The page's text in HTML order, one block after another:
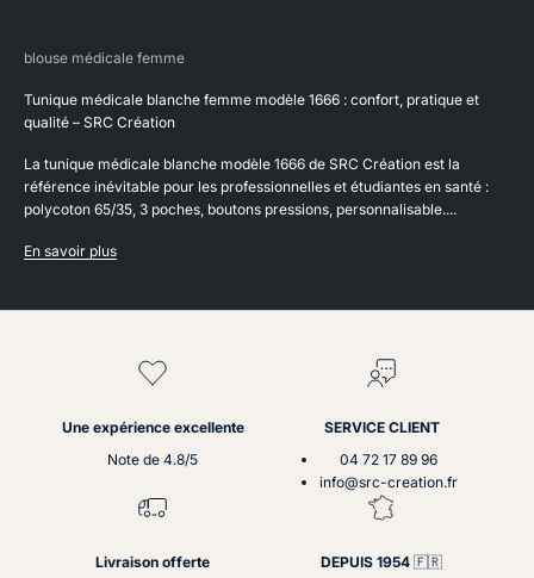
blouse médicale femme
Tunique médicale blanche femme modèle 1666 : confort, pratique et
qualité – SRC Création
La tunique médicale blanche modèle 1666 de SRC Création est la
référence inévitable pour les professionnelles et étudiantes en santé :
polycoton 65/35, 3 poches, boutons pressions, personnalisable....
En savoir plus
Une expérience excellente
Note de 4.8/5
SERVICE CLIENT
04 72 17 89 96
info@src-creation.fr
Livraison offerte
DEPUIS 1954 🇫🇷